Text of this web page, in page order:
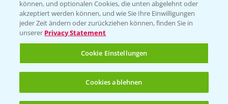
Wetter Aktuell
BROSCHÜREN
Saatgut
Sonderkulturen
können, und optionalen Cookies, die unten abgelehnt oder
akzeptiert werden können, und wie Sie Ihre Einwilligungen
jeder Zeit ändern oder zurückziehen können, finden Sie in
unserer Privacy Statement
Cookie Einstellungen
Cookies ablehnen